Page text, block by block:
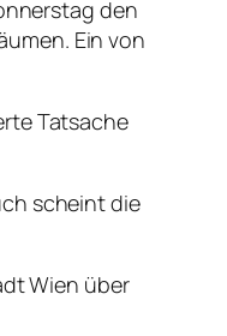
den
Ein von
Tatsache
scheint die
Wien über